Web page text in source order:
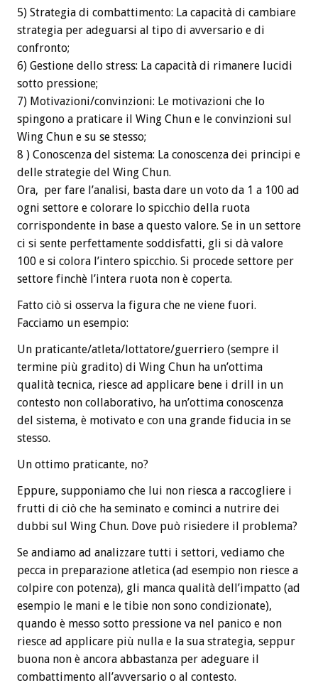
5) Strategia di combattimento: La capacità di cambiare
strategia per adeguarsi al tipo di avversario e di
confronto;
6) Gestione dello stress: La capacità di rimanere lucidi
sotto pressione;
7) Motivazioni/convinzioni: Le motivazioni che lo
spingono a praticare il Wing Chun e le convinzioni sul
Wing Chun e su se stesso;
8 ) Conoscenza del sistema: La conoscenza dei principi e
delle strategie del Wing Chun.
Ora, per fare l’analisi, basta dare un voto da 1 a 100 ad
ogni settore e colorare lo spicchio della ruota
corrispondente in base a questo valore. Se in un settore
ci si sente perfettamente soddisfatti, gli si dà valore
100 e si colora l’intero spicchio. Si procede settore per
settore finchè l’intera ruota non è coperta.
Fatto ciò si osserva la figura che ne viene fuori.
Facciamo un esempio:
Un praticante/atleta/lottatore/guerriero (sempre il
termine più gradito) di Wing Chun ha un’ottima
qualità tecnica, riesce ad applicare bene i drill in un
contesto non collaborativo, ha un’ottima conoscenza
del sistema, è motivato e con una grande fiducia in se
stesso.
Un ottimo praticante, no?
Eppure, supponiamo che lui non riesca a raccogliere i
frutti di ciò che ha seminato e cominci a nutrire dei
dubbi sul Wing Chun. Dove può risiedere il problema?
Se andiamo ad analizzare tutti i settori, vediamo che
pecca in preparazione atletica (ad esempio non riesce a
colpire con potenza), gli manca qualità dell’impatto (ad
esempio le mani e le tibie non sono condizionate),
quando è messo sotto pressione va nel panico e non
riesce ad applicare più nulla e la sua strategia, seppur
buona non è ancora abbastanza per adeguare il
combattimento all’avversario o al contesto.